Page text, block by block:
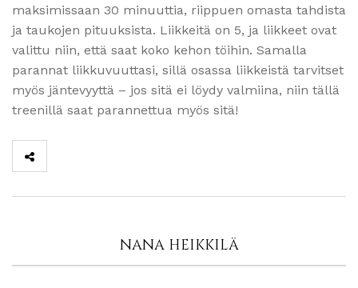
maksimissaan 30 minuuttia, riippuen omasta tahdista
ja taukojen pituuksista. Liikkeitä on 5, ja liikkeet ovat
valittu niin, että saat koko kehon töihin. Samalla
parannat liikkuvuuttasi, sillä osassa liikkeistä tarvitset
myös jäntevyyttä – jos sitä ei löydy valmiina, niin tällä
treenillä saat parannettua myös sitä!
NANA HEIKKILÄ